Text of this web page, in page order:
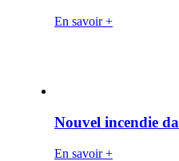
En savoir +
Nouvel incendie
En savoir +